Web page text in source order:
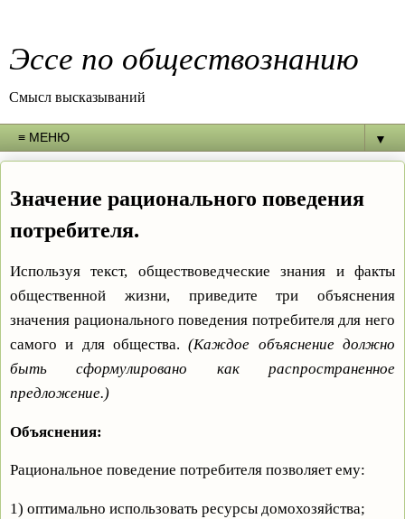
Эссе по обществознанию
Смысл высказываний
▼
Значение рационального поведения
потребителя.
Используя текст, обществоведческие знания и факты
общественной жизни, приведите три объяснения
значения рационального поведения потребителя для него
самого и для общества.(Каждое объяснение должно
быть сформулировано как распространенное
предложение.)
Объяснения:
Рациональное поведение потребителя позволяет ему:
1) оптимально использовать ресурсы домохозяйства;